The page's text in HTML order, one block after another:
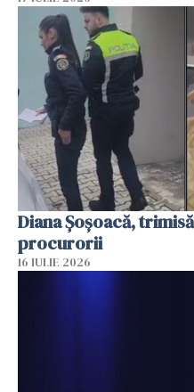
Diana Șoșoacă,
procurorii
16 IULIE 2026